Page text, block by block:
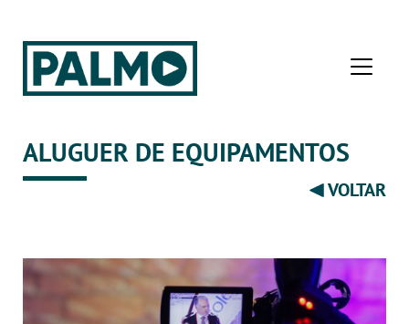
ALUGUER DE EQUIPAMENTOS
VOLTAR